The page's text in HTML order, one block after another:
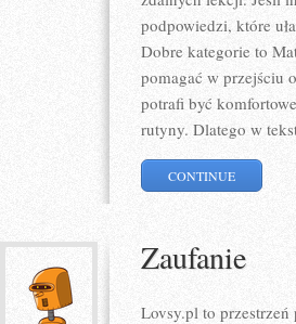
podpowiedzi, które
Dobre kategorie to
pomagać w przejściu
potrafi być
rutyny. Dlatego w
CONTINUE
Zaufanie
Lovsy.pl to